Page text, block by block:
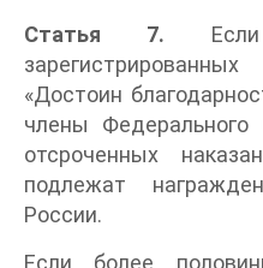
Статья 7. Если
«Достоин
члены
отсроченных
подлежат
России.
Если более